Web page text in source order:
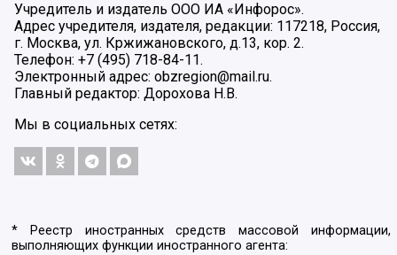
Учредитель и издатель ООО ИА «Инфорос».
Адрес учредителя, издателя, редакции: 117218, Россия,
г. Москва, ул. Кржижановского, д.13, кор. 2.
Телефон: +7 (495) 718-84-11.
Электронный адрес: obzregion@mail.ru.
Главный редактор: Дорохова Н.В.
Мы в социальных сетях:
* Реестр иностранных средств массовой информации,
выполняющих функции иностранного агента: